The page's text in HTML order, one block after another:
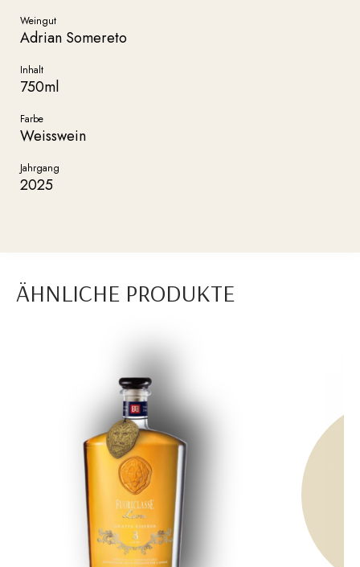
Weingut
Adrian Somereto
Inhalt
750ml
Farbe
Weisswein
Jahrgang
2025
ÄHNLICHE PRODUKTE